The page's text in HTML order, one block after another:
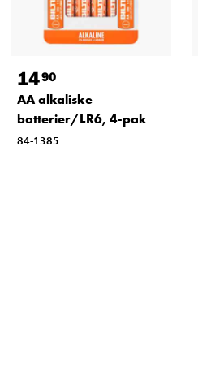
1490
AA alkaliske
batterier/LR6, 4-pak
84-1385